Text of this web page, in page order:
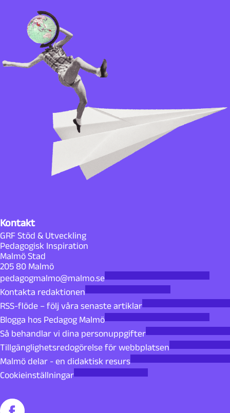
Kontakt
GRF Stöd & Utveckling
Pedagogisk Inspiration
Malmö Stad
205 80 Malmö
pedagogmalmo@malmo.se
Kontakta redaktionen
RSS-flöde – följ våra senaste artiklar
Blogga hos Pedagog Malmö
Så behandlar vi dina personuppgifter
Tillgänglighetsredogörelse för webbplatsen
Malmö delar - en didaktisk resurs
Cookieinställningar